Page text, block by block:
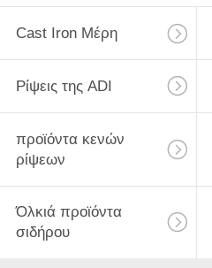
Cast Iron Μέρη
Ρίψεις της ADI
προϊόντα κενών
ρίψεων
Όλκιά προϊόντα
σιδήρου